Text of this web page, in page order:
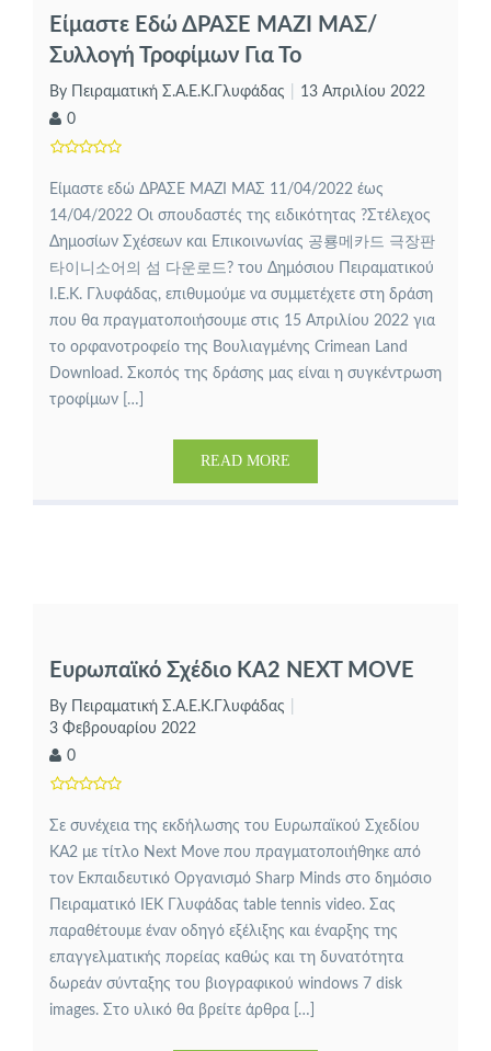
Είμαστε Εδώ ΔΡΑΣΕ ΜΑΖΙ ΜΑΣ/
Συλλογή Τροφίμων Για Το
Ορφανοτροφείο Της Βουλιαγμένης
By Πειραματική Σ.Α.Ε.Κ.Γλυφάδας
13 Απριλίου 2022
0
Είμαστε εδώ ΔΡΑΣΕ ΜΑΖΙ ΜΑΣ 11/04/2022 έως
14/04/2022 Οι σπουδαστές της ειδικότητας ?Στέλεχος
Δημοσίων Σχέσεων και Επικοινωνίας 공룡메카드 극장판
타이니소어의 섬 다운로드? του Δημόσιου Πειραματικού
Ι.Ε.Κ. Γλυφάδας, επιθυμούμε να συμμετέχετε στη δράση
που θα πραγματοποιήσουμε στις 15 Απριλίου 2022 για
το ορφανοτροφείο της Βουλιαγμένης Crimean Land
Download. Σκοπός της δράσης μας είναι η συγκέντρωση
τροφίμων […]
READ MORE
Ευρωπαϊκό Σχέδιο ΚΑ2 NEXT MOVE
By Πειραματική Σ.Α.Ε.Κ.Γλυφάδας
3 Φεβρουαρίου 2022
0
Σε συνέχεια της εκδήλωσης του Ευρωπαϊκού Σχεδίου
ΚΑ2 με τίτλο Next Move που πραγματοποιήθηκε από
τον Εκπαιδευτικό Οργανισμό Sharp Minds στο δημόσιο
Πειραματικό ΙΕΚ Γλυφάδας table tennis video. Σας
παραθέτουμε έναν οδηγό εξέλιξης και έναρξης της
επαγγελματικής πορείας καθώς και τη δυνατότητα
δωρεάν σύνταξης του βιογραφικού windows 7 disk
images. Στο υλικό θα βρείτε άρθρα […]